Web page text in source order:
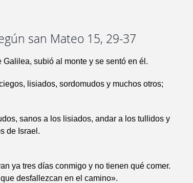
san Mateo 15, 29-37
subió al monte y se sentó en él.
lisiados, sordomudos y muchos otros;
sanos a los lisiados, andar a los tullidos y
de Israel.
ya tres días conmigo y no tienen qué comer.
desfallezcan en el camino».